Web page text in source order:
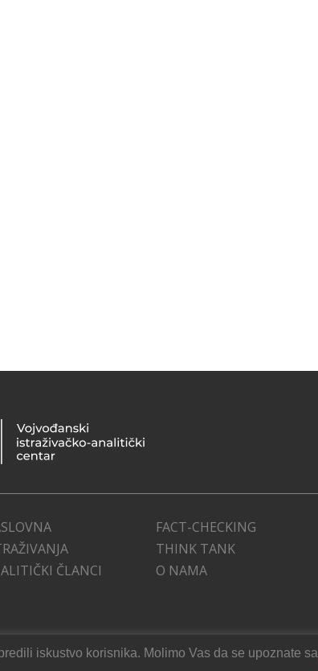
ČLANCI
FACT-CHECKING
THINK TANK
O NAMA
iskustvo korisnika. Molimo Vas da se upoznate sa